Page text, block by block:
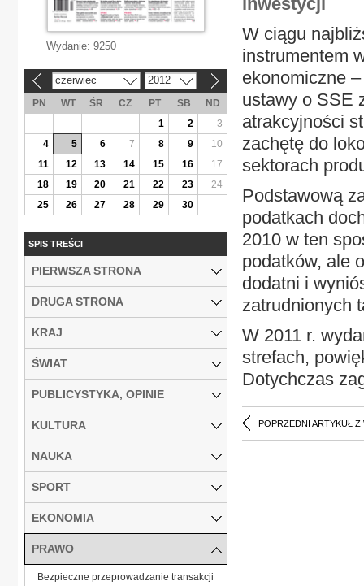
W ciągu
instrumentem
ekonomiczne
ustawy o SSE
atrakcyjności
zachętę do
sektorach
Podstawową
podatkach
2010 w ten
podatków, ale
dodatni i
zatrudnionych
W 2011 r.
strefach,
Dotychczas
POPRZEDNI ARTYKUŁ Z
Wydanie: 9250
czerwiec 2012
PN WT ŚR CZ PT SB
ND
1
2
3
4
5 6 7 8 9
10
11
12 13 14 15 16
17
18
19 20 21 22 23
24
25
26 27 28 29 30
SPIS TREŚCI
PIERWSZA STRONA
DRUGA STRONA
KRAJ
ŚWIAT
PUBLICYSTYKA, OPINIE
KULTURA
NAUKA
SPORT
EKONOMIA
PRAWO
Bezpieczne przeprowadzanie transakcji